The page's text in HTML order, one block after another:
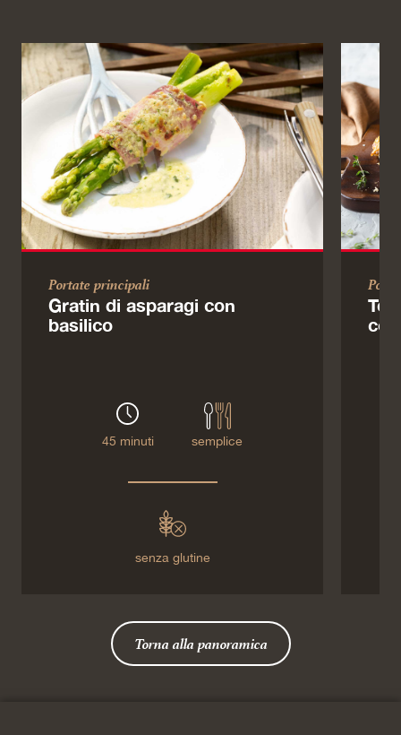
Portate principali
Gratin di asparagi con
basilico
45 minuti semplice
senza glutine
Torna alla panoramica